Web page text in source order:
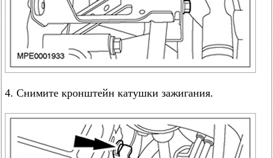
4. Снимите кронштейн катушки зажигания.